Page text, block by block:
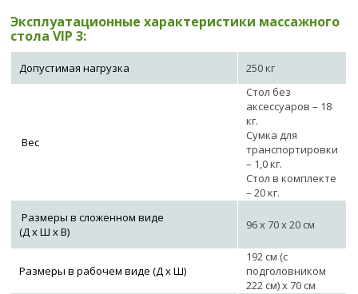
Эксплуатационные характеристики массажного
стола VIP 3:
Допустимая нагрузка 250 кг
Вес
Стол без
аксессуаров – 18
кг.
Сумка для
транспортировки
– 1,0 кг.
Стол в комплекте
– 20 кг.
Размеры в сложенном виде
(Д х Ш х В)
96 х 70 х 20 см
Размеры в рабочем виде (Д х Ш)
192 см (с
подголовником
222 см) х 70 см